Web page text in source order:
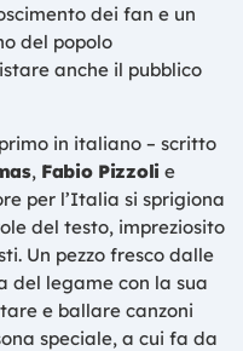
dei fan e un
del popolo
anche il pubblico
in italiano – scritto
, Fabio Pizzoli e
per l’Italia si sprigiona
del testo, impreziosito
Un pezzo fresco dalle
del legame con la sua
e ballare canzoni
speciale, a cui fa da